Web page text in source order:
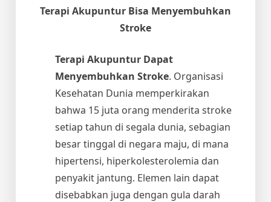
Terapi Akupuntur Bisa Menyembuhkan
Stroke
Terapi Akupuntur Dapat
Menyembuhkan Stroke. Organisasi
Kesehatan Dunia memperkirakan
bahwa 15 juta orang menderita stroke
setiap tahun di segala dunia, sebagian
besar tinggal di negara maju, di mana
hipertensi, hiperkolesterolemia dan
penyakit jantung. Elemen lain dapat
disebabkan juga dengan gula darah